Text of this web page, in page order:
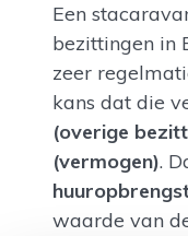
Een
bezittingen in
zeer
kans dat die
(overige
(vermogen).
waarde van